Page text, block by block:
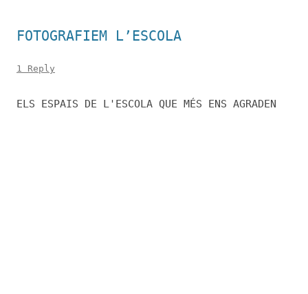
FOTOGRAFIEM L’ESCOLA
1 Reply
ELS ESPAIS DE L'ESCOLA QUE MÉS ENS AGRADEN